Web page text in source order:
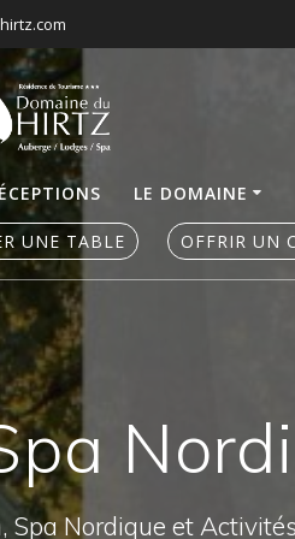
LE DOMAINE
UNE TABLE OFFRIR UN
Nordique et